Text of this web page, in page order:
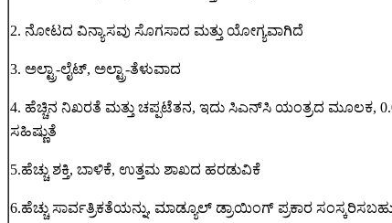
2. ನೋಟದ ವಿನ್ಯಾಸವು ಸೊಗಸಾದ ಮತ್ತು ಯೋಗ್ಯವಾಗಿದೆ
3. ಅಲ್ಟ್ರಾ-ಲೈಟ್, ಅಲ್ಟ್ರಾ-ತೆಳುವಾದ
4. ಹೆಚ್ಚಿನ ನಿಖರತೆ ಮತ್ತು ಚಪ್ಪಟೆತನ, ಇದು ಸಿಎನ್‌ಸಿ ಯಂತ್ರದ ಮೂಲಕ,
ಸಹಿಷ್ಣುತೆ
5.ಹೆಚ್ಚು ಶಕ್ತಿ, ಬಾಳಿಕೆ, ಉತ್ತಮ ಶಾಖದ ಹರಡುವಿಕೆ
6.ಹೆಚ್ಚು ಸಾರ್ವತ್ರಿಕತೆಯನ್ನು, ಮಾಡ್ಯೂಲ್ ಡ್ರಾಯಿಂಗ್ ಪ್ರಕಾರ